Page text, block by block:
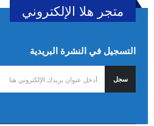
متجر هلا الإلكتروني
التسجيل في النشرة البريدية